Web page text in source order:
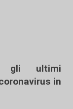
gli ultimi
in